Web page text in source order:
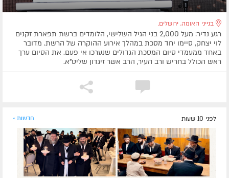
בנייני האומה, ירושלים.
רגע נדיר: מעל 2,000 בני הגיל השלישי, הלומדים ברשת תפארת זקנים
לוי יצחק, סיימו יחד מסכת במהלך אירוע ההוקרה של הרשת. מדובר
באחד ממעמדי סיום המסכת הגדולים שנערכו אי פעם. את הסיום ערך
ראש הכולל בחריש ורב העיר, הרב אשר זיגדון שליט”א.
לפני 10 שעות חדשות »